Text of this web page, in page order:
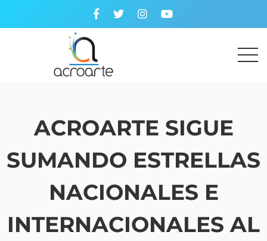
ACROARTE SIGUE
SUMANDO ESTRELLAS
NACIONALES E
INTERNACIONALES AL